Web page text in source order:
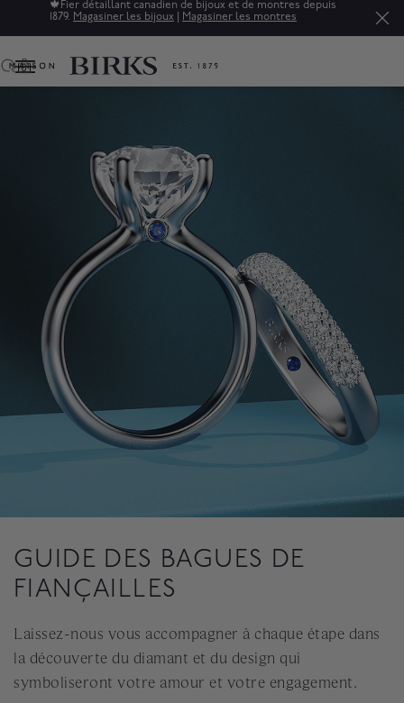
Soldes : jusqu'à 50% de rabais sur une sélection de bijoux
raffinés.*Magasiner
0
GUIDE DES BAGUES DE
FIANÇAILLES
Laissez-nous vous accompagner à chaque étape dans
la découverte du diamant et du design qui
symboliseront votre amour et votre engagement.